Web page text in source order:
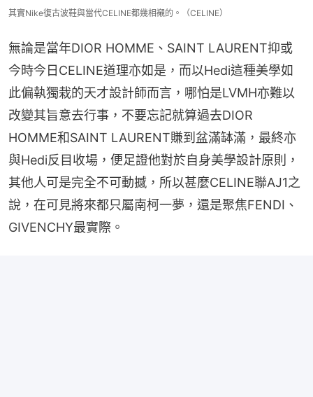
其實Nike復古波鞋與當代CELINE都幾相襯的。（CELINE）
無論是當年DIOR HOMME、SAINT LAURENT抑或
今時今日CELINE道理亦如是，而以Hedi這種美學如
此偏執獨栽的天才設計師而言，哪怕是LVMH亦難以
改變其旨意去行事，不要忘記就算過去DIOR
HOMME和SAINT LAURENT賺到盆滿缽滿，最終亦
與Hedi反目收場，便足證他對於自身美學設計原則，
其他人可是完全不可動撼，所以甚麼CELINE聯AJ1之
說，在可見將來都只屬南柯一夢，還是聚焦FENDI、
GIVENCHY最實際。